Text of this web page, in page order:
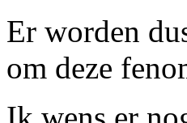
Er worden
om deze